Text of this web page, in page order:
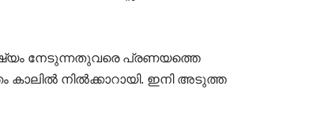
നേടുന്നതുവരെ പ്രണയത്തെ
കാലിൽ നിൽക്കാറായി. ഇനി അടുത്ത